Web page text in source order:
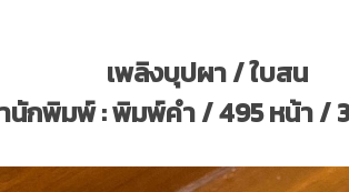
เพลิงบุปผา / ใบสน
นักพิมพ์ : พิมพ์คำ / 495 หน้า /